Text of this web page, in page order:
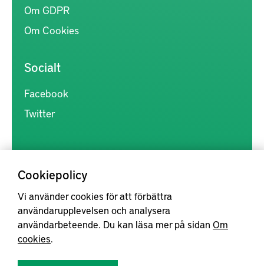
Cookiepolicy
Vi använder cookies för att förbättra
användarupplevelsen och analysera
användarbeteende. Du kan läsa mer på sidan Om
cookies.
Om GDPR
Om Cookies
Socialt
Facebook
Twitter
Kunskapsförmedlingen är en samlingsplats för svensk forskning
inom produkt- och produktionsutveckling, med syftet att göra
forskningsresultat mer tillgängliga för industrin, samt att stärka
samverkan mellan högskolor, institut och näringsliv.